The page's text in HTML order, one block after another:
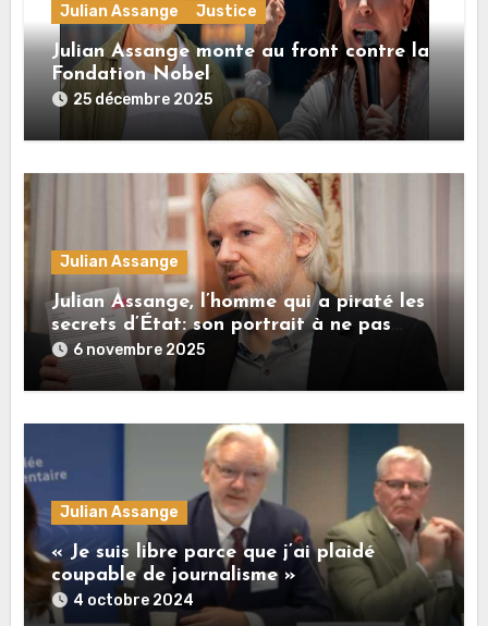
Julian Assange Justice
Julian Assange monte au front contre la
Fondation Nobel
25 décembre 2025
Julian Assange
Julian Assange, l’homme qui a piraté les
secrets d’État: son portrait à ne pas
manquer ce 4 novembre
6 novembre 2025
Julian Assange
« Je suis libre parce que j’ai plaidé
coupable de journalisme »
4 octobre 2024